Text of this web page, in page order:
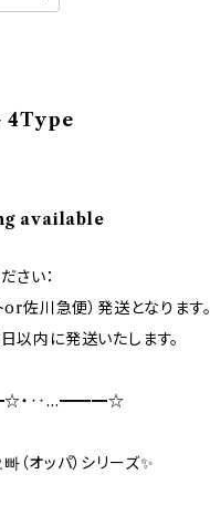
4Type
available
さい：
佐川急便）発送となります。
以内に発送いたします。
・‥…━━━☆
オッパ）シリーズ✨